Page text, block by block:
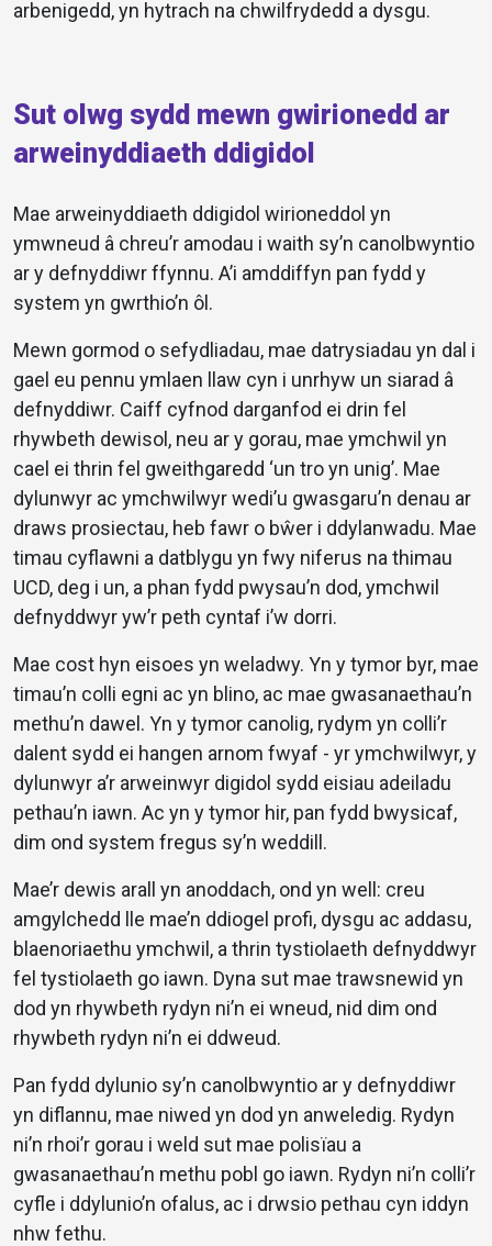
arbenigedd, yn hytrach na chwilfrydedd a dysgu.
Sut olwg sydd mewn gwirionedd ar
arweinyddiaeth ddigidol
Mae arweinyddiaeth ddigidol wirioneddol yn
ymwneud â chreu’r amodau i waith sy’n canolbwyntio
ar y defnyddiwr ffynnu. A’i amddiffyn pan fydd y
system yn gwrthio’n ôl.
Mewn gormod o sefydliadau, mae datrysiadau yn dal i
gael eu pennu ymlaen llaw cyn i unrhyw un siarad â
defnyddiwr. Caiff cyfnod darganfod ei drin fel
rhywbeth dewisol, neu ar y gorau, mae ymchwil yn
cael ei thrin fel gweithgaredd ‘un tro yn unig’. Mae
dylunwyr ac ymchwilwyr wedi’u gwasgaru’n denau ar
draws prosiectau, heb fawr o bŵer i ddylanwadu. Mae
timau cyflawni a datblygu yn fwy niferus na thimau
UCD, deg i un, a phan fydd pwysau’n dod, ymchwil
defnyddwyr yw’r peth cyntaf i’w dorri.
Mae cost hyn eisoes yn weladwy. Yn y tymor byr, mae
timau’n colli egni ac yn blino, ac mae gwasanaethau’n
methu’n dawel. Yn y tymor canolig, rydym yn colli’r
dalent sydd ei hangen arnom fwyaf - yr ymchwilwyr, y
dylunwyr a’r arweinwyr digidol sydd eisiau adeiladu
pethau’n iawn. Ac yn y tymor hir, pan fydd bwysicaf,
dim ond system fregus sy’n weddill.
Mae’r dewis arall yn anoddach, ond yn well: creu
amgylchedd lle mae’n ddiogel profi, dysgu ac addasu,
blaenoriaethu ymchwil, a thrin tystiolaeth defnyddwyr
fel tystiolaeth go iawn. Dyna sut mae trawsnewid yn
dod yn rhywbeth rydyn ni’n ei wneud, nid dim ond
rhywbeth rydyn ni’n ei ddweud.
Pan fydd dylunio sy’n canolbwyntio ar y defnyddiwr
yn diflannu, mae niwed yn dod yn anweledig. Rydyn
ni’n rhoi’r gorau i weld sut mae polisïau a
gwasanaethau’n methu pobl go iawn. Rydyn ni’n colli’r
cyfle i ddylunio’n ofalus, ac i drwsio pethau cyn iddyn
nhw fethu.